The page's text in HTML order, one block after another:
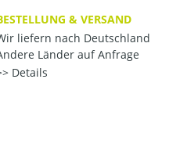
& VERSAND
liefern nach Deutschland
Länder auf Anfrage
Details